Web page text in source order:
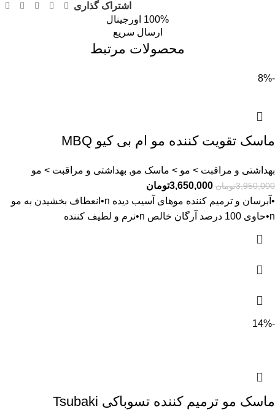
اشتراک گذاری
100% اورجینال
ارسال سریع
محصولات مرتبط
-8%
ماسک تقویت کننده مو ام بی کیو MBQ
بهداشتی و مراقبت > مو > ماسک مو, بهداشتی و مراقبت > مو
3,950,000تومان 3,650,000تومان
•آبرسان و ترمیم کننده موهای آسیب دیده n•انعطاف بخشیدن به مو
n•حاوی 100 درصد آرگان خالص n•نرم و لطیف کننده
-14%
ماسک مو ترمیم کننده تسوباکی Tsubaki